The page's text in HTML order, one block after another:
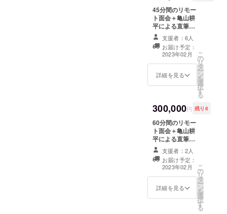
を入力お願い致
します。
同席致します。
Web上での面会
となります。 リ
モート面会実施
の日程につきま
しては、事前に
支援者様へメー
ルを転送致しま
整打ち合わせを
させて頂きます
絡が取れるもの
を入力お願い致
します。
45分間のリモー
ト面会＋亀山耕
平による直筆感
謝手紙＋直筆サ
イン色紙提供 サ
イン色紙に直筆
でサインし、手
紙と一緒に発送
致します。 リ
ムズ事務局1名が
同席致します。
Web上での面会
となります。 リ
モート面会実施
の日程につきま
しては、事前に
支援者様へメー
ルを転送致しま
整打ち合わせを
させて頂きます
支援者：6人
お届け予定：
2023年02月
詳細を見る
こ
の
リ
タ
ー
ン
を
選
択
す
る
300,000円 残り8
60分間のリモー
ト面会＋亀山耕
平による直筆感
謝手紙＋直筆サ
イン色紙提供 サ
イン色紙に直筆
でサインし、手
紙と一緒に発送
致します。 リ
支援者：2人
お届け予定：
2023年02月
詳細を見る
こ
の
リ
タ
ー
ン
を
選
択
す
る